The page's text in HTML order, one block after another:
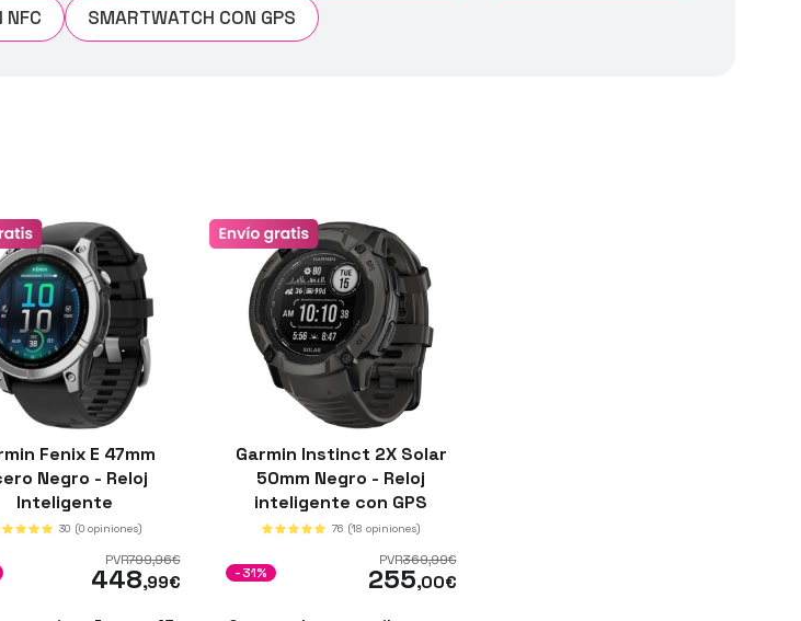
NFC
SMARTWATCH CON GPS
Fenix E 47mm
Negro - Reloj
Inteligente
30 (0 opiniones)
PVR799,96€
448,99€
Garmin Instinct 2X Solar
50mm Negro - Reloj
inteligente con GPS
76 (18 opiniones)
PVR369,99€
255,00€
-31%